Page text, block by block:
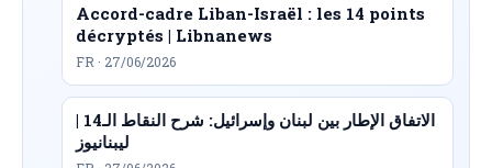
Accord-cadre Liban-Israël : les 14 points
décryptés | Libnanews
FR · 27/06/2026
الاتفاق الإطار بين لبنان وإسرائيل: شرح النقاط الـ14 |
ليبنانيوز